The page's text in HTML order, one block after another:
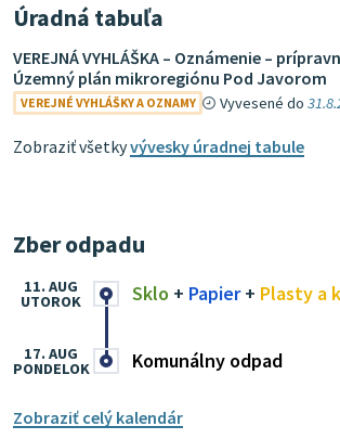
Úradná tabuľa
VEREJNÁ VYHLÁŠKA – Oznámenie –
Územný plán mikroregiónu Pod Javorom
VEREJNÉ VYHLÁŠKY A OZNAMY Vyvesené do
Zobraziť všetkyvývesky úradnej tabule
Zber odpadu
Sklo + Papier+ Plasty a
11. AUG
UTOROK
Komunálny odpad
17. AUG
PONDELOK
Zobraziť celý kalendár